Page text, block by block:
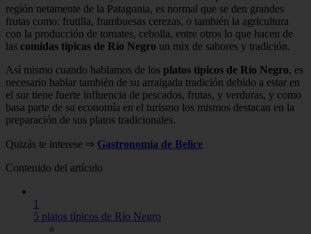
región netamente de la Patagonia, es normal que se den grandes
frutas como: frutilla, frambuesas cerezas, o también la agricultura
con la producción de tomates, cebolla, entre otros lo que hacen de
las comidas típicas de Río Negro un mix de sabores y tradición.
Así mismo cuando hablamos de los platos típicos de Río Negro, es
necesario hablar también de su arraigada tradición debido a estar en
el sur tiene fuerte influencia de pescados, frutas, y verduras, y como
basa parte de su economía en el turismo los mismos destacan en la
preparación de sus platos tradicionales.
Quizás te interese ⇒ Gastronomía de Belice
Contenido del artículo
1
5 platos típicos de Río Negro